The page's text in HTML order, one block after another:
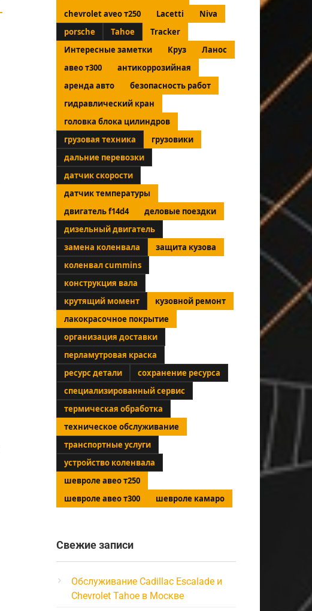
chevrolet aveo т250
Lacetti
Niva
porsche
Tahoe
Tracker
Интересные заметки
Круз
Ланос
авео т300
антикоррозийная
аренда авто
безопасность работ
гидравлический кран
головка блока цилиндров
грузовая техника
грузовики
дальние перевозки
датчик скорости
датчик температуры
двигатель f14d4
деловые поездки
дизельный двигатель
замена коленвала
защита кузова
коленвал cummins
конструкция вала
крутящий момент
кузовной ремонт
лакокрасочное покрытие
организация доставки
перламутровая краска
ресурс детали
сохранение ресурса
специализированный сервис
термическая обработка
техническое обслуживание
транспортные услуги
устройство коленвала
шевроле авео т250
шевроле авео т300
шевроле камаро
Свежие записи
Обслуживание Cadillac Escalade и
Chevrolet Tahoe в Москве